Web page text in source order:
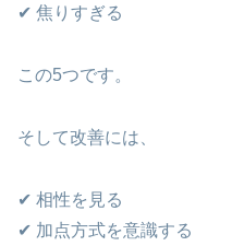
✔ 焦りすぎる
この5つです。
そして改善には、
✔ 相性を見る
✔ 加点方式を意識する